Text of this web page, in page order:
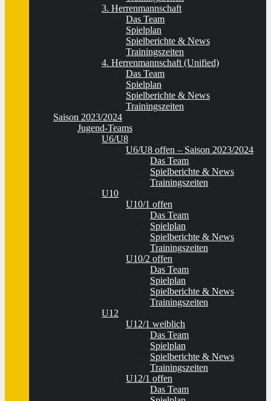
3. Herrenmannschaft
Das Team
Spielplan
Spielberichte & News
Trainingszeiten
4. Herrenmannschaft (Unified)
Das Team
Spielplan
Spielberichte & News
Trainingszeiten
Saison 2023/2024
Jugend-Teams
U6/U8
U6/U8 offen – Saison 2023/2024
Das Team
Spielberichte & News
Trainingszeiten
U10
U10/1 offen
Das Team
Spielplan
Spielberichte & News
Trainingszeiten
U10/2 offen
Das Team
Spielplan
Spielberichte & News
Trainingszeiten
U12
U12/1 weiblich
Das Team
Spielplan
Spielberichte & News
Trainingszeiten
U12/1 offen
Das Team